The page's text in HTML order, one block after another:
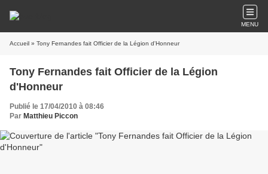
MENU
Accueil » Tony Fernandes fait Officier de la Légion d'Honneur
Tony Fernandes fait Officier de la Légion
d'Honneur
Publié le 17/04/2010 à 08:46
Par Matthieu Piccon